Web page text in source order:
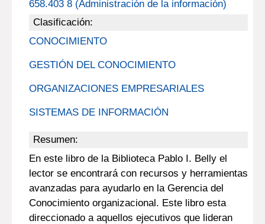
658.403 8 (Administración de la información)
Clasificación:
CONOCIMIENTO
GESTIÓN DEL CONOCIMIENTO
ORGANIZACIONES EMPRESARIALES
SISTEMAS DE INFORMACIÓN
Resumen:
En este libro de la Biblioteca Pablo I. Belly el
lector se encontrará con recursos y herramientas
avanzadas para ayudarlo en la Gerencia del
Conocimiento organizacional. Este libro esta
direccionado a aquellos ejecutivos que lideran